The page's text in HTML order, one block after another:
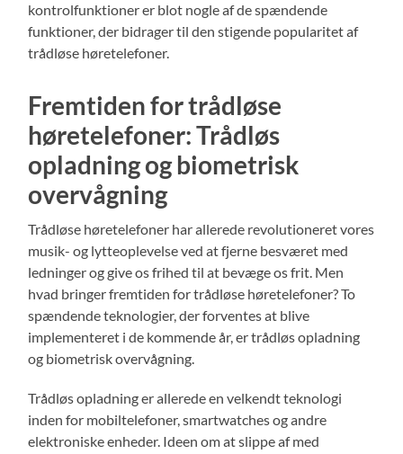
kontrolfunktioner er blot nogle af de spændende
funktioner, der bidrager til den stigende popularitet af
trådløse høretelefoner.
Fremtiden for trådløse
høretelefoner: Trådløs
opladning og biometrisk
overvågning
Trådløse høretelefoner har allerede revolutioneret vores
musik- og lytteoplevelse ved at fjerne besværet med
ledninger og give os frihed til at bevæge os frit. Men
hvad bringer fremtiden for trådløse høretelefoner? To
spændende teknologier, der forventes at blive
implementeret i de kommende år, er trådløs opladning
og biometrisk overvågning.
Trådløs opladning er allerede en velkendt teknologi
inden for mobiltelefoner, smartwatches og andre
elektroniske enheder. Ideen om at slippe af med